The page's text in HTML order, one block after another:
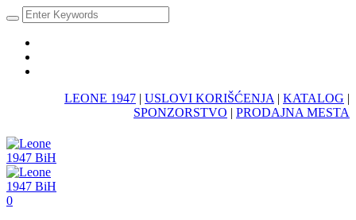
LEONE 1947 | USLOVI KORIŠĆENJA | KATALOG |
SPONZORSTVO | PRODAJNA MESTA
0